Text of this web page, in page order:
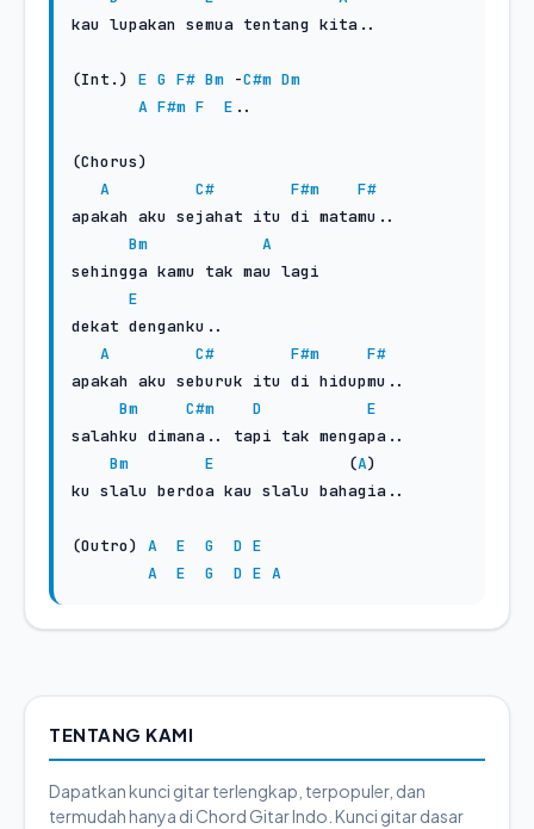
kau lupakan semua tentang kita..
(Int.) E G F# Bm -C#m Dm
A F#m F E ..
(Chorus)
A
C# F#m
F#
apakah aku sejahat itu di matamu..
Bm
A
sehingga kamu tak mau lagi
E
dekat denganku..
A
C# F#m
F#
apakah aku seburuk itu di hidupmu..
Bm
C#m D
E
salahku dimana.. tapi tak mengapa..
Bm
E
              (
A)
ku slalu berdoa kau slalu bahagia..
(Outro) A E G D E
A
E G D E A
TENTANG KAMI
Dapatkan kunci gitar terlengkap, terpopuler, dan
termudah hanya di Chord Gitar Indo. Kunci gitar dasar